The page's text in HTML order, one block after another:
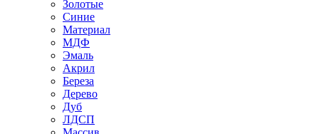
Золотые
Синие
Материал
МДФ
Эмаль
Акрил
Береза
Дерево
Дуб
ЛДСП